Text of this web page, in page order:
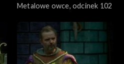
Metalowe owce, odcinek 102